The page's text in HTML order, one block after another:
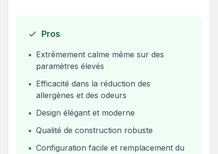
Pros
• Extrêmement calme même sur des
paramètres élevés
• Efficacité dans la réduction des
allergènes et des odeurs
• Design élégant et moderne
• Qualité de construction robuste
• Configuration facile et remplacement du